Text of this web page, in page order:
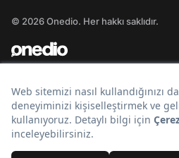
© 2026 Onedio. Her hakkı saklıdır.
Bir markasıdır.